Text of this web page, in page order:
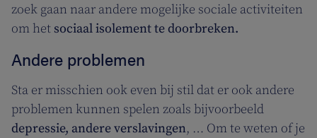
zoek gaan naar andere mogelijke sociale activiteiten
om het sociaal isolement te doorbreken.
Andere problemen
Sta er misschien ook even bij stil dat er ook andere
problemen kunnen spelen zoals bijvoorbeeld
depressie, andere verslavingen, … Om te weten of je